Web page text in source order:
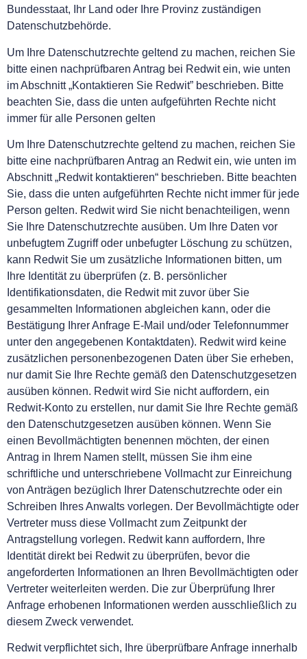
Bundesstaat, Ihr Land oder Ihre Provinz zuständigen
Datenschutzbehörde.
Um Ihre Datenschutzrechte geltend zu machen, reichen Sie
bitte einen nachprüfbaren Antrag bei Redwit ein, wie unten
im Abschnitt „Kontaktieren Sie Redwit” beschrieben. Bitte
beachten Sie, dass die unten aufgeführten Rechte nicht
immer für alle Personen gelten
Um Ihre Datenschutzrechte geltend zu machen, reichen Sie
bitte eine nachprüfbaren Antrag an Redwit ein, wie unten im
Abschnitt „Redwit kontaktieren“ beschrieben. Bitte beachten
Sie, dass die unten aufgeführten Rechte nicht immer für jede
Person gelten. Redwit wird Sie nicht benachteiligen, wenn
Sie Ihre Datenschutzrechte ausüben. Um Ihre Daten vor
unbefugtem Zugriff oder unbefugter Löschung zu schützen,
kann Redwit Sie um zusätzliche Informationen bitten, um
Ihre Identität zu überprüfen (z. B. persönlicher
Identifikationsdaten, die Redwit mit zuvor über Sie
gesammelten Informationen abgleichen kann, oder die
Bestätigung Ihrer Anfrage E-Mail und/oder Telefonnummer
unter den angegebenen Kontaktdaten). Redwit wird keine
zusätzlichen personenbezogenen Daten über Sie erheben,
nur damit Sie Ihre Rechte gemäß den Datenschutzgesetzen
ausüben können. Redwit wird Sie nicht auffordern, ein
Redwit-Konto zu erstellen, nur damit Sie Ihre Rechte gemäß
den Datenschutzgesetzen ausüben können. Wenn Sie
einen Bevollmächtigten benennen möchten, der einen
Antrag in Ihrem Namen stellt, müssen Sie ihm eine
schriftliche und unterschriebene Vollmacht zur Einreichung
von Anträgen bezüglich Ihrer Datenschutzrechte oder ein
Schreiben Ihres Anwalts vorlegen. Der Bevollmächtigte oder
Vertreter muss diese Vollmacht zum Zeitpunkt der
Antragstellung vorlegen. Redwit kann auffordern, Ihre
Identität direkt bei Redwit zu überprüfen, bevor die
angeforderten Informationen an Ihren Bevollmächtigten oder
Vertreter weiterleiten werden. Die zur Überprüfung Ihrer
Anfrage erhobenen Informationen werden ausschließlich zu
diesem Zweck verwendet.
Redwit verpflichtet sich, Ihre überprüfbare Anfrage innerhalb